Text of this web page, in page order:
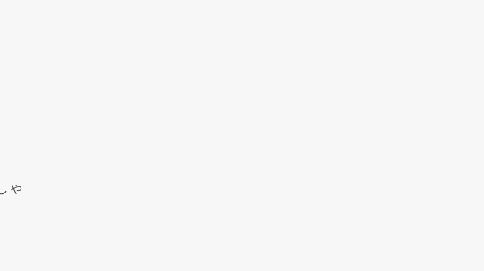
ゃ